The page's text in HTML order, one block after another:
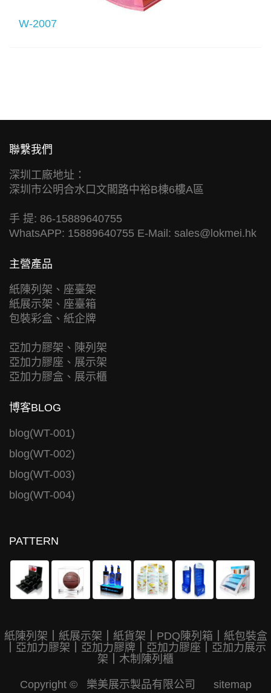
W-2007
聯繫我們
深圳工廠地址：
深圳市公明合水口文閣路中裕B棟6樓A區
手 提: 86-15889640755
WhatsAPP: 15889640755 E-Mail: sales@lokmei.hk
主營產品
紙陳列架、座臺架
紙展示架、座臺箱
包裝彩盒、紙企牌
亞加力膠架、陳列架
亞加力膠座、展示架
亞加力膠盒、展示櫃
博客BLOG
blog(WT-001)
blog(WT-002)
blog(WT-003)
blog(WT-004)
PATTERN
紙陳列架 紙展示架 紙貨架 PDQ陳列箱
紙包裝盒
亞加力膠架 亞加力膠牌 亞加力膠座
亞加力展示
架
木制陳列櫃
Copyright © 樂美展示製品有限公司 sitemap